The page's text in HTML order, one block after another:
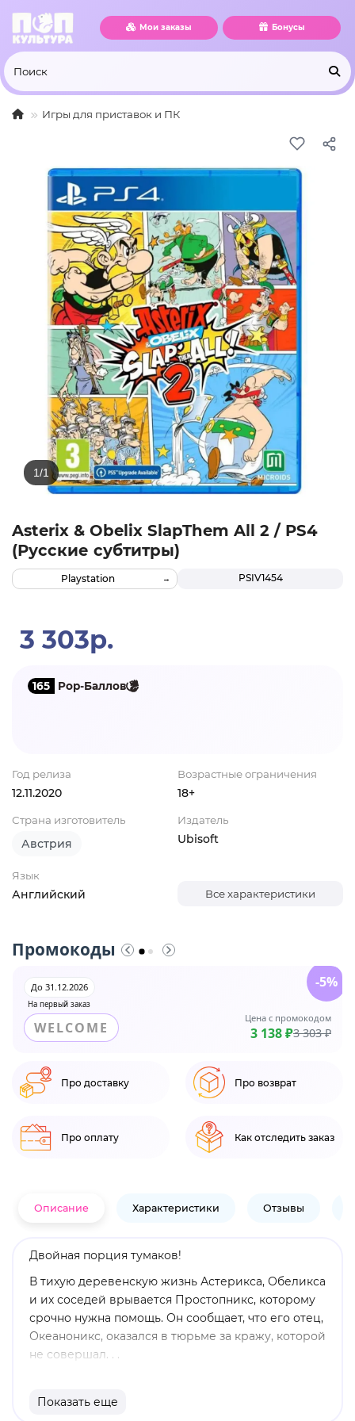
Мои заказы Бонусы
Игры для приставок и ПК
Asterix & Obelix SlapThem All 2 / PS4
(Русские субтитры)
PSIV1454
Playstation
3 303р.
165 Pop-Баллов
Год релиза
12.11.2020
Возрастные ограничения
18+
Страна изготовитель
Австрия
Издатель
Ubisoft
Язык
Английский Все характеристики
Промокоды
На первый заказ
До 31.12.2026
WELCOME
Цена с промокодом
3 138 ₽3 303 ₽
-5%
Про доставку Про возврат
Про оплату Как отследить заказ
Описание Характеристики Отзывы
Двойная порция тумаков!
В тихую деревенскую жизнь Астерикса, Обеликса
и их соседей врывается Простопникс, которому
срочно нужна помощь. Он сообщает, что его отец,
Океаноникс, оказался в тюрьме за кражу, которой
не совершал. . .
римских легионов - украден, и ни в чем не
Показать еще